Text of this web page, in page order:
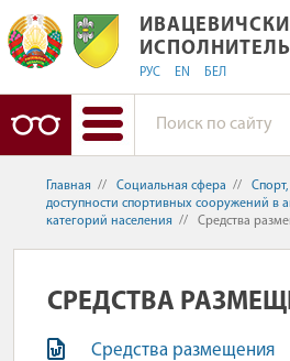
РУС EN БЕЛ
Главная // Социальная сфера //
доступности спортивных сооружений в
категорий населения // Средства
СРЕДСТВА
Средства размещения